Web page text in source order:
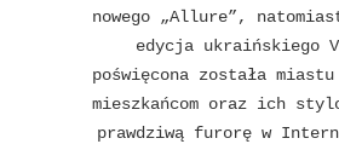
nowego „Allure”,
edycja ukraińskiego
poświęcona została
mieszkańcom oraz ich
prawdziwą furorę w